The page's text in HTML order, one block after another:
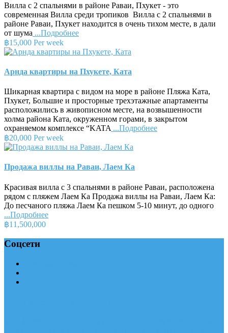
Вилла с 2 спальнями в районе Раваи, Пхукет - это
современная Вилла среди тропиков Вилла с 2 спальнями в
районе Раваи, Пхукет находится в очень тихом месте, в дали
от шума ...Подробнее
฿15,000 Per week
Арнда квартиры на Пхукете, Ката
Шикарная квартира с видом на море в районе Пляжа Ката,
Пхукет, Большие и просторные трехэтажные апартаменты
расположились в живописном месте, на возвышенности
холма района Ката, окруженном горами, в закрытом
охраняемом комплексе “KATA ...Подробнее
฿20,000 Per week
Продажа виллы на Раваи, Лаем Ка
Красивая вилла с 3 спальнями в районе Раваи, расположена
рядом с пляжем Лаем Ка Продажа виллы на Раваи, Лаем Ка:
До песчаного пляжа Лаем Ка пешком 5-10 минут, до одного
...Подробнее
฿11,500,000
Соцсети